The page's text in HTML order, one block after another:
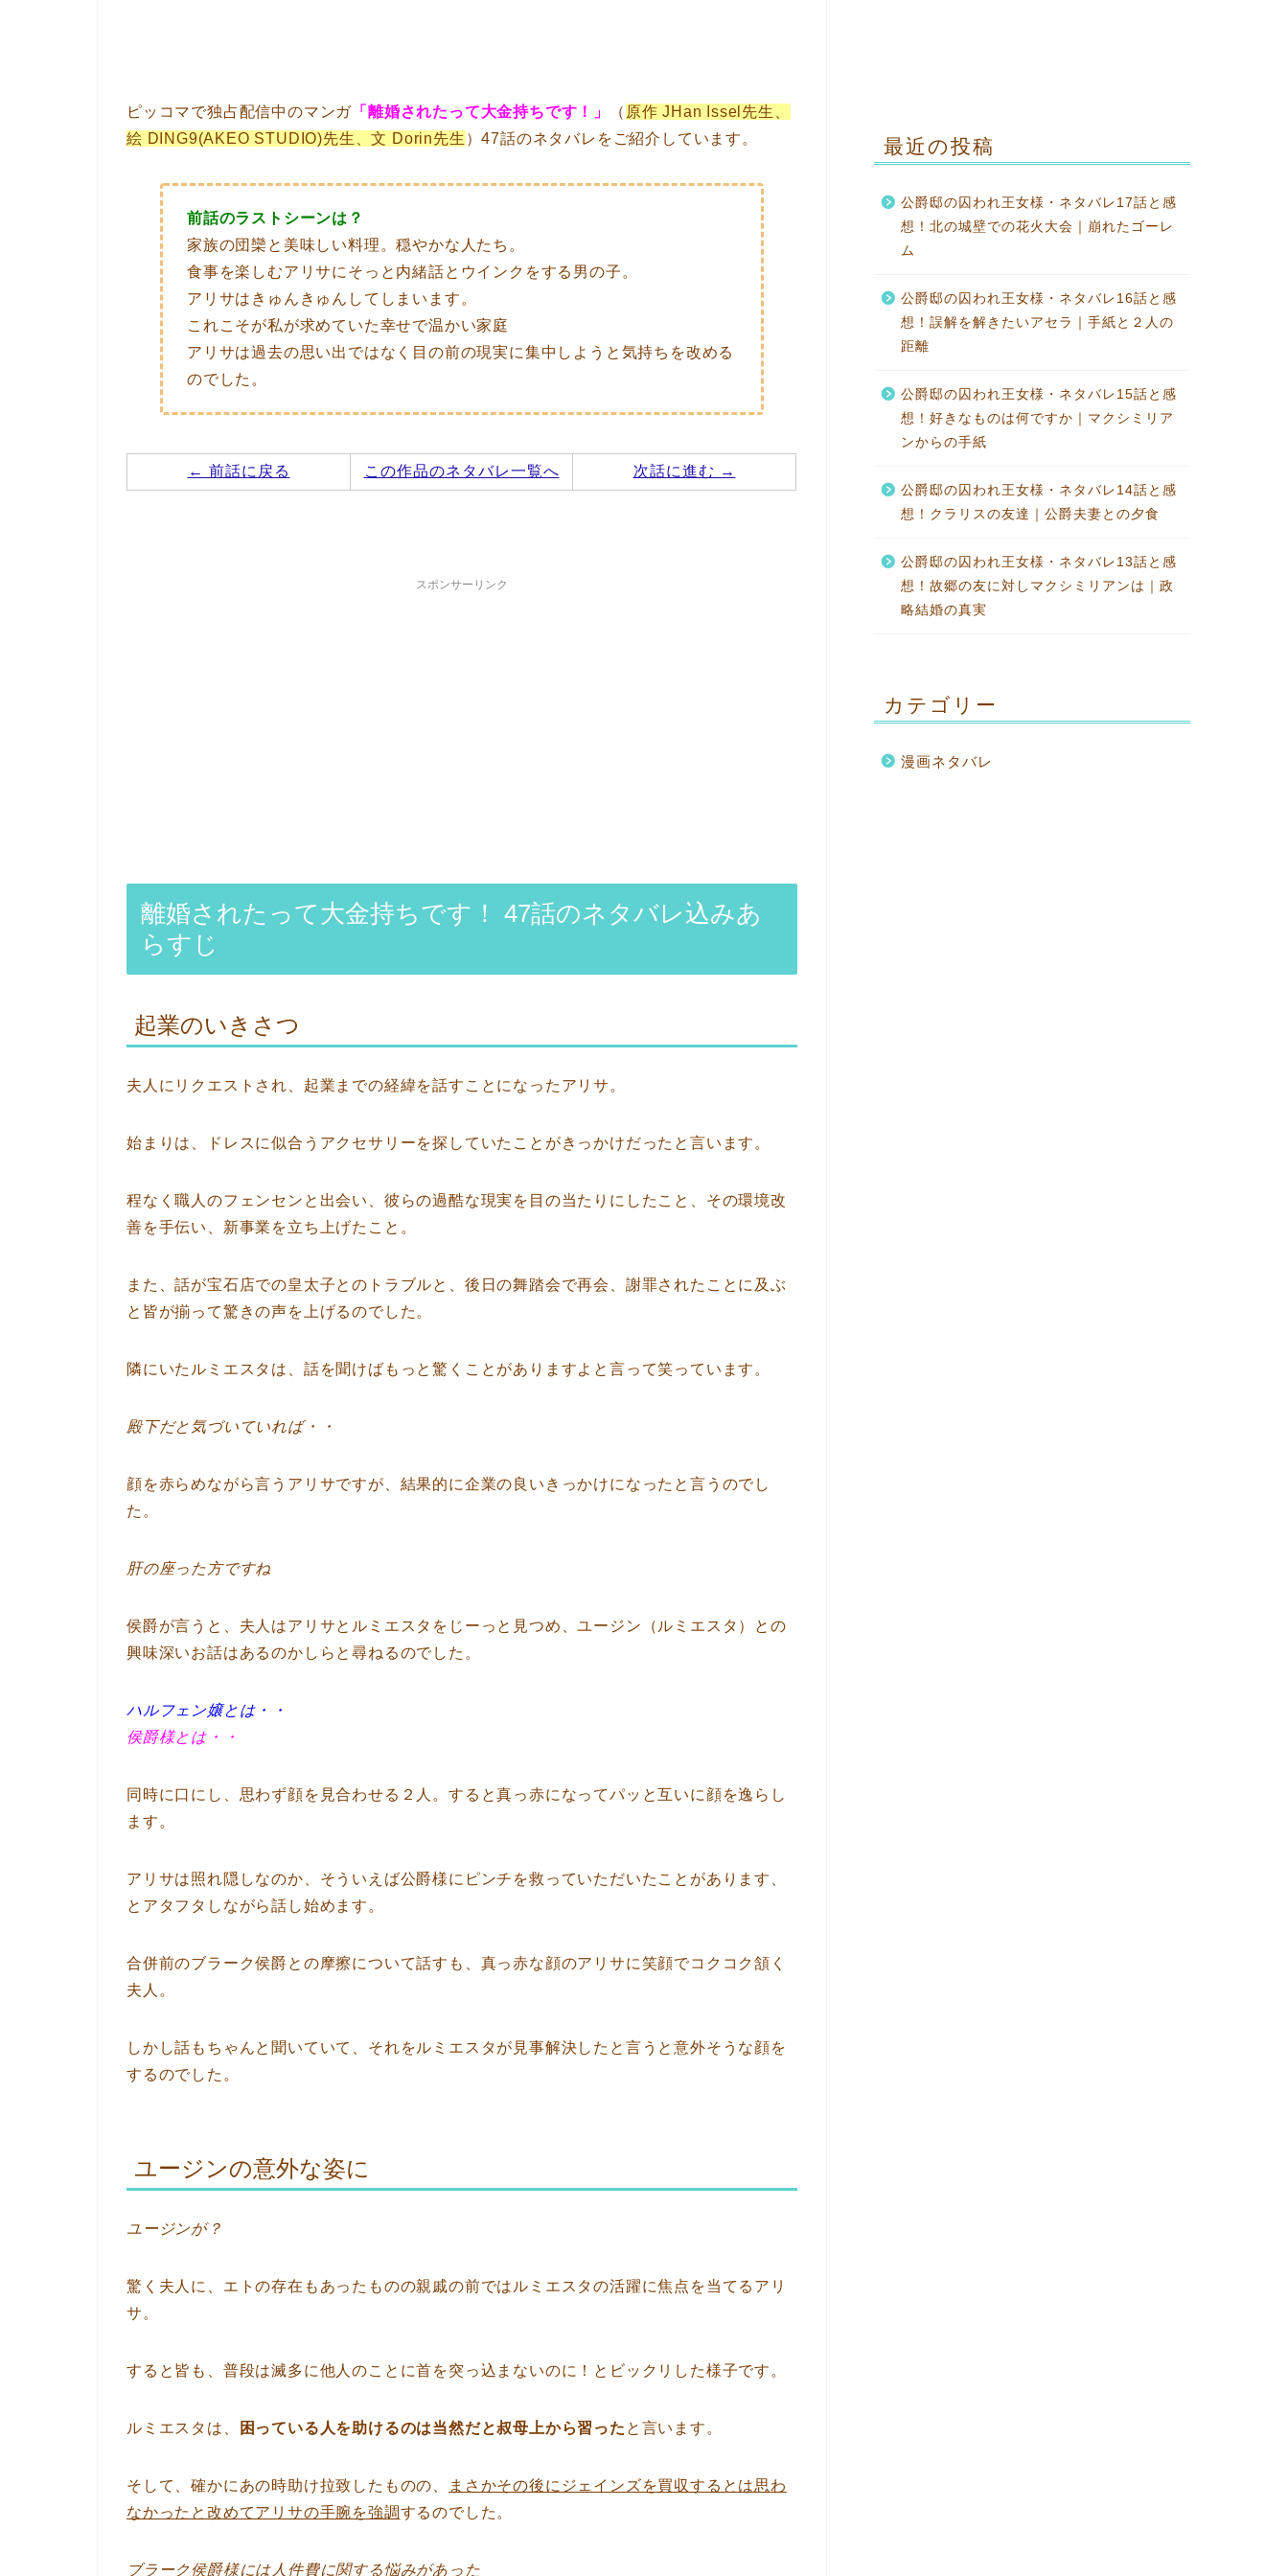
ピッコマで独占配信中のマンガ 「離婚されたって大金持ちです！」 （ 原作 JHan Issel先生、
絵 DING9(AKEO STUDIO)先生、文 Dorin先生 ）47話のネタバレをご紹介しています。
前話のラストシーンは？
家族の団欒と美味しい料理。穏やかな人たち。
食事を楽しむアリサにそっと内緒話とウインクをする男の子。
アリサはきゅんきゅんしてしまいます。
これこそが私が求めていた幸せで温かい家庭
アリサは過去の思い出ではなく目の前の現実に集中しようと気持ちを改める
のでした。
← 前話に戻る この作品のネタバレ一覧へ 次話に進む →
スポンサーリンク
離婚されたって大金持ちです！ 47話のネタバレ込みあ
らすじ
起業のいきさつ
夫人にリクエストされ、起業までの経緯を話すことになったアリサ。
始まりは、ドレスに似合うアクセサリーを探していたことがきっかけだったと言います。
程なく職人のフェンセンと出会い、彼らの過酷な現実を目の当たりにしたこと、その環境改
善を手伝い、新事業を立ち上げたこと。
また、話が宝石店での皇太子とのトラブルと、後日の舞踏会で再会、謝罪されたことに及ぶ
と皆が揃って驚きの声を上げるのでした。
隣にいたルミエスタは、話を聞けばもっと驚くことがありますよと言って笑っています。
殿下だと気づいていれば・・
顔を赤らめながら言うアリサですが、結果的に企業の良いきっかけになったと言うのでし
た。
肝の座った方ですね
侯爵が言うと、夫人はアリサとルミエスタをじーっと見つめ、ユージン（ルミエスタ）との
興味深いお話はあるのかしらと尋ねるのでした。
ハルフェン嬢とは・・
侯爵様とは・・
同時に口にし、思わず顔を見合わせる２人。すると真っ赤になってパッと互いに顔を逸らし
ます。
アリサは照れ隠しなのか、そういえば公爵様にピンチを救っていただいたことがあります、
とアタフタしながら話し始めます。
合併前のブラーク侯爵との摩擦について話すも、真っ赤な顔のアリサに笑顔でコクコク頷く
夫人。
しかし話もちゃんと聞いていて、それをルミエスタが見事解決したと言うと意外そうな顔を
するのでした。
ユージンの意外な姿に
ユージンが？
驚く夫人に、エトの存在もあったものの親戚の前ではルミエスタの活躍に焦点を当てるアリ
サ。
すると皆も、普段は滅多に他人のことに首を突っ込まないのに！とビックリした様子です。
ルミエスタは、 困っている人を助けるのは当然だと叔母上から習った と言います。
そして、確かにあの時助け拉致したものの、
まさかその後にジェインズを買収するとは思わ
なかったと改めてアリサの手腕を強調するのでした。
ブラーク侯爵様には人件費に関する悩みがあった
最近の投稿
公爵邸の囚われ王女様・ネタバレ17話と感
想！北の城壁での花火大会｜崩れたゴーレ
ム
公爵邸の囚われ王女様・ネタバレ16話と感
想！誤解を解きたいアセラ｜手紙と２人の
距離
公爵邸の囚われ王女様・ネタバレ15話と感
想！好きなものは何ですか｜マクシミリア
ンからの手紙
公爵邸の囚われ王女様・ネタバレ14話と感
想！クラリスの友達｜公爵夫妻との夕食
公爵邸の囚われ王女様・ネタバレ13話と感
想！故郷の友に対しマクシミリアンは｜政
略結婚の真実
カテゴリー
漫画ネタバレ